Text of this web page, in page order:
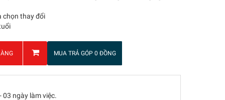
chọn thay đổi
MUA TRẢ GÓP 0 ĐỒNG
03 ngày làm việc.